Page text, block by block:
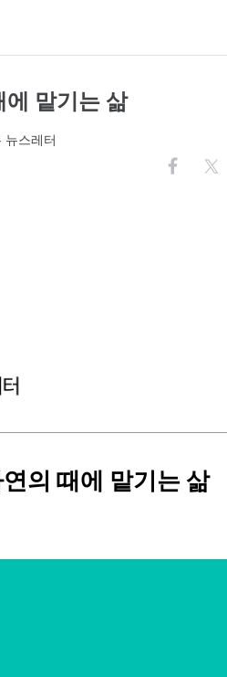
에 맡기는 삶
뉴스레터
의 때에 맡기는 삶